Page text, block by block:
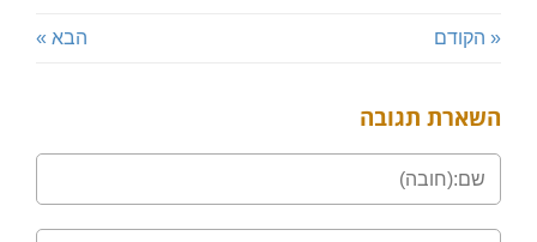
« הקודם הבא »
השארת תגובה